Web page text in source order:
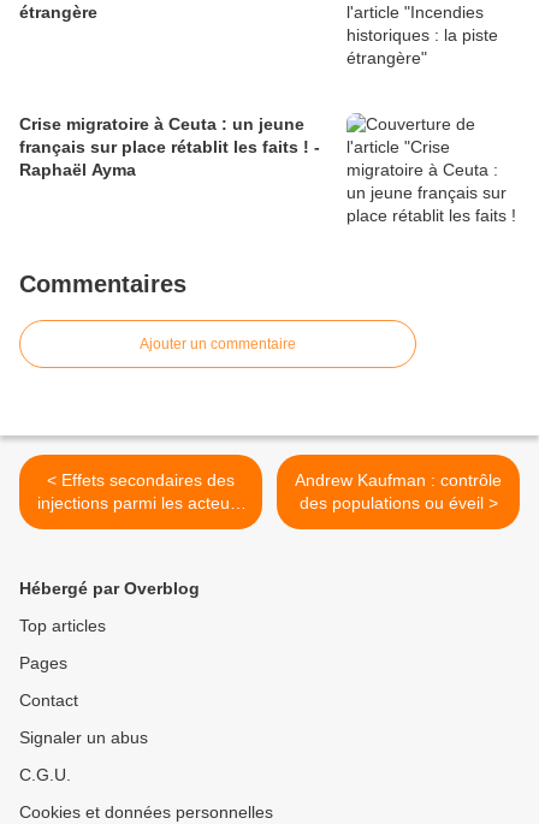
étrangère
Crise migratoire à Ceuta : un jeune
français sur place rétablit les faits ! -
Raphaël Ayma
Commentaires
Ajouter un commentaire
< Effets secondaires des
injections parmi les acteurs
- partie 27
Andrew Kaufman : contrôle
des populations ou éveil >
Hébergé par Overblog
Top articles
Pages
Contact
Signaler un abus
C.G.U.
Cookies et données personnelles